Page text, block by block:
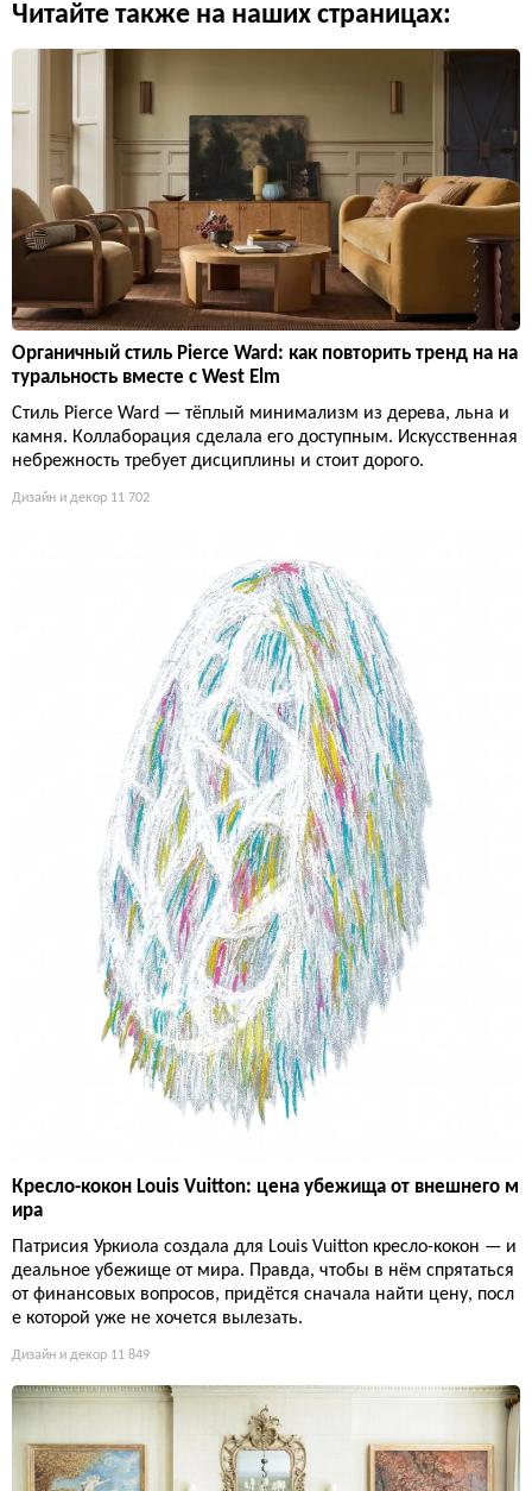
Читайте также на наших страницах:
Органичный стиль Pierce Ward: как повторить тренд на на
туральность вместе с West Elm
Стиль Pierce Ward — тёплый минимализм из дерева, льна и
камня. Коллаборация сделала его доступным. Искусственная
небрежность требует дисциплины и стоит дорого.
Дизайн и декор 11 702
Кресло-кокон Louis Vuitton: цена убежища от внешнего м
ира
Патрисия Уркиола создала для Louis Vuitton кресло-кокон — и
деальное убежище от мира. Правда, чтобы в нём спрятаться
от финансовых вопросов, придётся сначала найти цену, посл
е которой уже не хочется вылезать.
Дизайн и декор 11 849